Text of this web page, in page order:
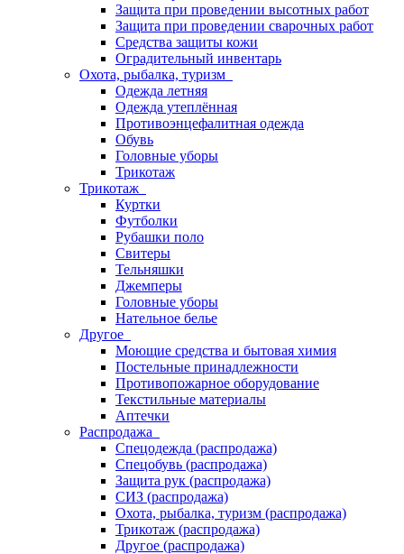
Защита при проведении высотных работ
Защита при проведении сварочных работ
Средства защиты кожи
Оградительный инвентарь
Охота, рыбалка, туризм
Одежда летняя
Одежда утеплённая
Противоэнцефалитная одежда
Обувь
Головные уборы
Трикотаж
Трикотаж
Куртки
Футболки
Рубашки поло
Свитеры
Тельняшки
Джемперы
Головные уборы
Нательное белье
Другое
Моющие средства и бытовая химия
Постельные принадлежности
Противопожарное оборудование
Текстильные материалы
Аптечки
Распродажа
Спецодежда (распродажа)
Спецобувь (распродажа)
Защита рук (распродажа)
СИЗ (распродажа)
Охота, рыбалка, туризм (распродажа)
Трикотаж (распродажа)
Другое (распродажа)